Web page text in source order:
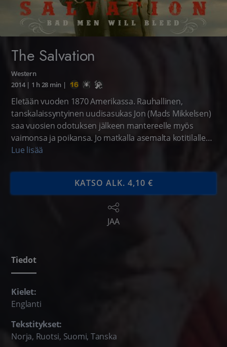
The Salvation
Western
2014| 1 h 28 min |
Eletään vuoden 1870 Amerikassa. Rauhallinen,
tanskalaissyntyinen uudisasukas Jon (Mads Mikkelsen)
saa vuosien odotuksen jälkeen mantereelle myös
vaimonsa ja poikansa. Jo matkalla asemalta kotitilalle
Jonin perhe joutuu silmittömän rikoksen kohteeksi.
Lue lisää
KATSO ALK. 4,10 €
JAA
Tiedot
Kielet:
Englanti
Tekstitykset:
Norja, Ruotsi, Suomi, Tanska